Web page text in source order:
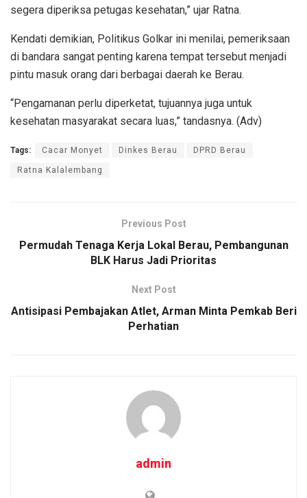
segera diperiksa petugas kesehatan,” ujar Ratna.
Kendati demikian, Politikus Golkar ini menilai, pemeriksaan
di bandara sangat penting karena tempat tersebut menjadi
pintu masuk orang dari berbagai daerah ke Berau.
“Pengamanan perlu diperketat, tujuannya juga untuk
kesehatan masyarakat secara luas,” tandasnya. (Adv)
Tags: Cacar Monyet Dinkes Berau DPRD Berau
Ratna Kalalembang
Previous Post
Permudah Tenaga Kerja Lokal Berau, Pembangunan
BLK Harus Jadi Prioritas
Next Post
Antisipasi Pembajakan Atlet, Arman Minta Pemkab Beri
Perhatian
admin